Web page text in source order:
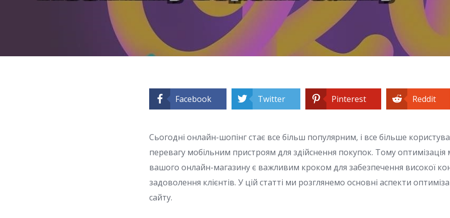
Facebook Twitter Pinterest Reddit
Сьогодні онлайн-шопінг стає все більш популярним, і все більше
перевагу мобільним пристроям для здійснення покупок. Тому оптимізація
вашого онлайн-магазину є важливим кроком для забезпечення високої
задоволення клієнтів. У цій статті ми розглянемо основні аспекти
сайту.